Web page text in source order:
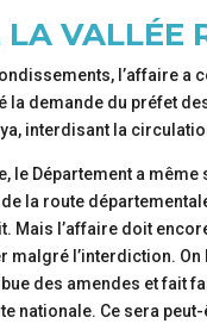
LA VALLÉE
l’affaire a
la demande du préfet
interdisant la
le Département a
la route
Mais l’affaire doit
malgré l’interdiction.
des amendes et fait
nationale. Ce sera